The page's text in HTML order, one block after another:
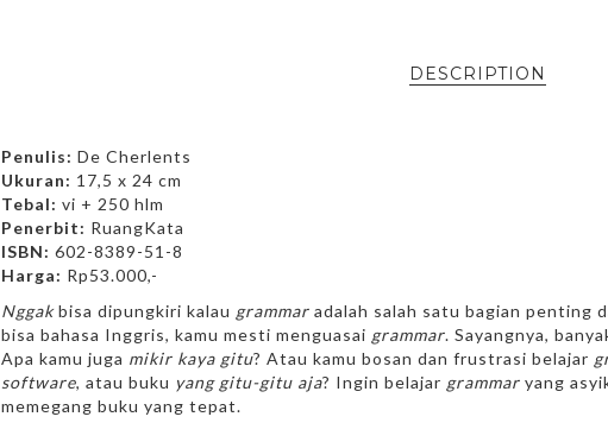
DESCRIPTION
Penulis: De Cherlents
Ukuran: 17,5 x 24 cm
Tebal: vi + 250 hlm
Penerbit: RuangKata
ISBN: 602-8389-51-8
Harga: Rp53.000,-
Nggakbisa dipungkiri kalau grammar adalah salah satu bagian penting
bisa bahasa Inggris, kamu mesti menguasai grammar. Sayangnya,
Apa kamu juga mikir kaya gitu? Atau kamu bosan dan frustrasi belajar
software, atau buku yang gitu-gitu aja? Ingin belajar grammar yang
memegang buku yang tepat.